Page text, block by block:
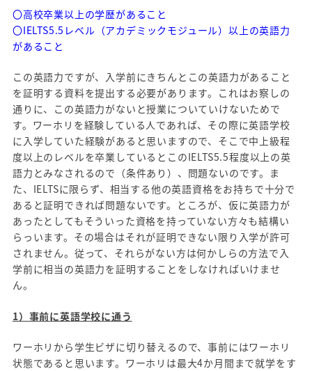
〇高校卒業以上の学歴があること
〇IELTS5.5レベル（アカデミックモジュール）以上の英語力
があること
この英語力ですが、入学前にきちんとこの英語力があること
を証明する資料を提出する必要があります。これはお察しの
通りに、この英語力がないと授業についていけないためで
す。ワーホリを経験している人であれば、その際に英語学校
に入学していた経験があると思いますので、そこで中上級程
度以上のレベルを卒業しているとこのIELTS5.5程度以上の英
語力とみなされるので（条件あり）、問題ないのです。ま
た、IELTSに限らず、相当する他の英語資格をお持ちで十分で
あると証明できれば問題ないです。ところが、仮に英語力が
あったとしてもそういった資格を持っていない方々も結構い
らっいます。その場合はそれが証明できない限り入学が許可
されません。従って、それらがない方は何かしらの方法で入
学前に相当の英語力を証明することをしなければいけませ
ん。
1）事前に英語学校に通う
ワーホリから学生ビザに切り替えるので、事前にはワーホリ
状態であると思います。ワーホリは最大4か月間まで就学をす